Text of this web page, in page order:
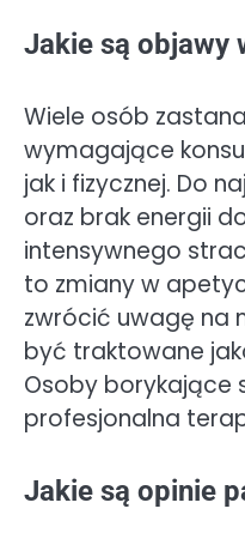
Jakie są objawy
Wiele osób
wymagające
jak i fizycznej. Do
oraz brak energii
intensywnego
to zmiany w
zwrócić uwagę na
być traktowane
Osoby borykające
profesjonalna
Jakie są opinie